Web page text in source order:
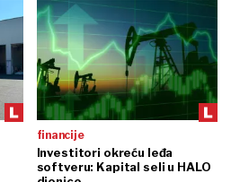
financije
Investitori okreću leđa
softveru: Kapital seli u HALO